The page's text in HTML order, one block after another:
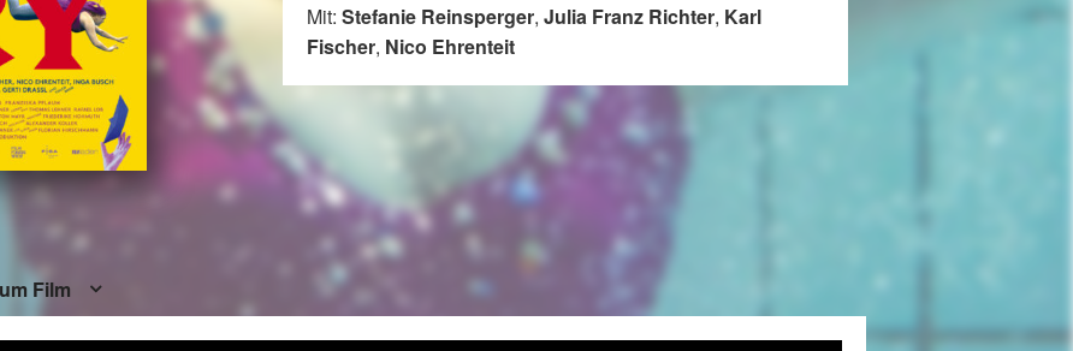
Mit: Stefanie Reinsperger, Julia Franz Richter, Karl
Fischer, Nico Ehrenteit
Film